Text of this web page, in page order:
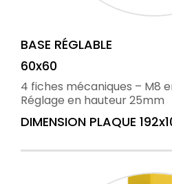
BASE RÉGLABLE
60x60
4 fiches mécaniques – M8
Réglage en hauteur 25mm
DIMENSION PLAQUE